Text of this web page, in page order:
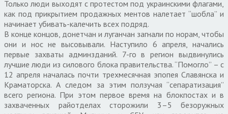
Только люди выходят с протестом под украинскими флагами,
как под прикрытием продажных ментов налетает “шобла” и
начинает убивать-калечить всех подряд.
В конце концов, донетчан и луганчан загнали по норам, чтобы
они и нос не высовывали. Наступило 6 апреля, начались
первые захваты админзданий. 7-го в регион выдвинулись
лучшие люди из силового блока правительства. “Помогло” – с
12 апреля началась почти трехмесячная эпопея Славянска и
Краматорска. А следом за этим ползучая “сепаратизация”
всего региона. При этом первое время на блокпостах и в
захваченных райотделах сторожили 3–5 безоружных